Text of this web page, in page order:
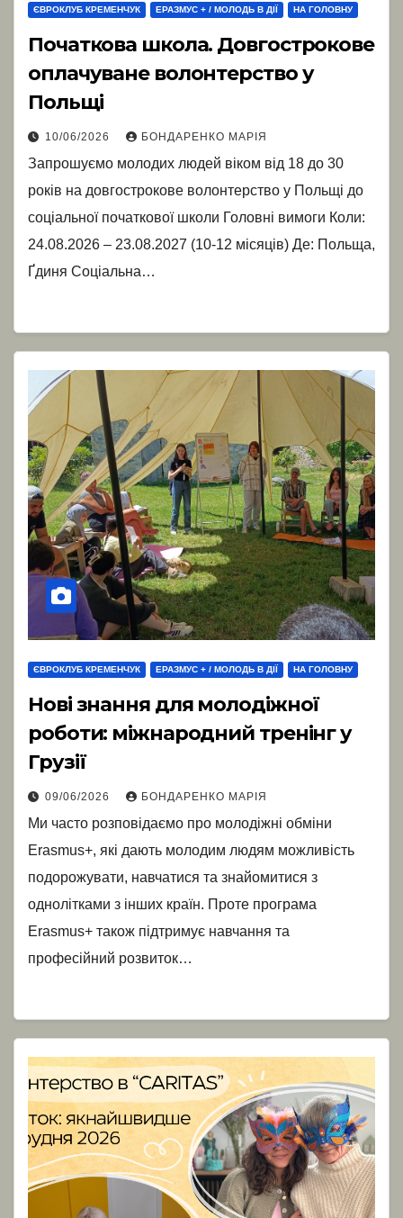
ЄВРОКЛУБ КРЕМЕНЧУК ЕРАЗМУС + / МОЛОДЬ В ДІЇ НА ГОЛОВНУ
Початкова школа. Довгострокове
оплачуване волонтерство у
Польщі
10/06/2026 БОНДАРЕНКО МАРІЯ
Запрошуємо молодих людей віком від 18 до 30
років на довгострокове волонтерство у Польщі до
соціальної початкової школи Головні вимоги Коли:
24.08.2026 – 23.08.2027 (10-12 місяців) Де: Польща,
Ґдиня Соціальна…
ЄВРОКЛУБ КРЕМЕНЧУК ЕРАЗМУС + / МОЛОДЬ В ДІЇ НА ГОЛОВНУ
Нові знання для молодіжної
роботи: міжнародний тренінг у
Грузії
09/06/2026 БОНДАРЕНКО МАРІЯ
Ми часто розповідаємо про молодіжні обміни
Erasmus+, які дають молодим людям можливість
подорожувати, навчатися та знайомитися з
однолітками з інших країн. Проте програма
Erasmus+ також підтримує навчання та
професійний розвиток…